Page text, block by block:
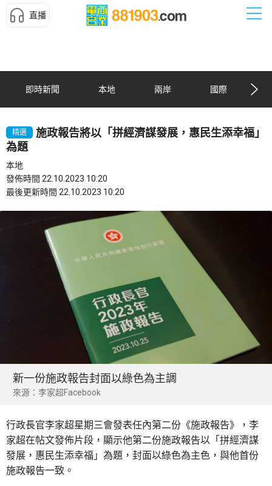
直播
即時新聞 本地 兩岸 國際
精選
施政報告將以「拼經濟謀發展，惠民生添幸福」
為題
本地
發佈時間 22.10.2023 10:20
最後更新時間 22.10.2023 10:20
新一份施政報告封面以綠色為主調
來源：李家超Facebook
行政長官李家超星期三會發表任內第二份《施政報告》，李
家超在帖文發佈片段，顯示他第二份施政報告以「拼經濟謀
發展，惠民生添幸福」為題，封面以綠色為主色，與他首份
施政報告一致。